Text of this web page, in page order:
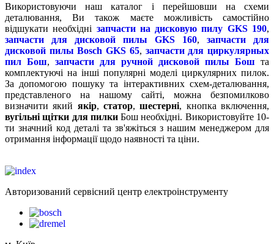
Використовуючи наш каталог і перейшовши на схеми
деталювання, Ви також маєте можливість самостійно
відшукати необхідні запчасти на дисковую пилу GKS 190,
запчасти для дисковой пилы GKS 160, запчасти для
дисковой пилы Bosch GKS 65, запчасти для циркулярных
пил Бош, запчасти для ручной дисковой пилы Бош та
комплектуючі на інші популярні моделі циркулярних пилок.
За допомогою пошуку та інтерактивних схем-деталювання,
представленого на нашому сайті, можна безпомилково
визначити який якір,статор,шестерні, кнопка включення,
вугільні щітки для пилкиБош необхідні. Використовуйте 10-
ти значний код деталі та зв'яжіться з нашим менеджером для
отримання інформації щодо наявності та ціни.
Авторизований сервісний центр електроінструменту